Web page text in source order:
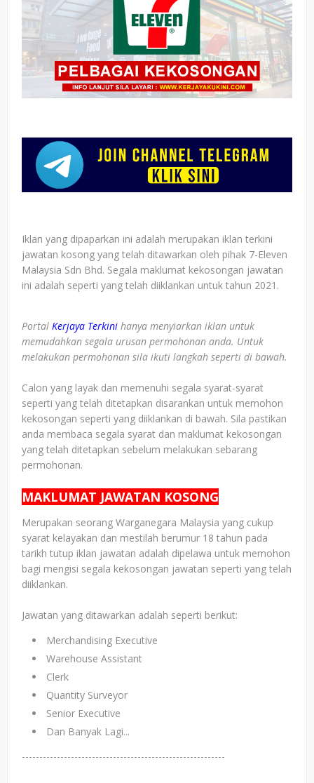
Iklan yang dipaparkan ini adalah merupakan iklan terkini
jawatan kosong yang telah ditawarkan oleh pihak 7-Eleven
Malaysia Sdn Bhd. Segala maklumat kekosongan jawatan
ini adalah seperti yang telah diiklankan untuk tahun 2021.
Portal Kerjaya Terkini hanya menyiarkan iklan untuk
memudahkan segala urusan permohonan anda. Untuk
melakukan permohonan sila ikuti langkah seperti di bawah.
Calon yang layak dan memenuhi segala syarat-syarat
seperti yang telah ditetapkan disarankan untuk memohon
kekosongan seperti yang diiklankan di bawah. Sila pastikan
anda membaca segala syarat dan maklumat kekosongan
yang telah ditetapkan sebelum melakukan sebarang
permohonan.
MAKLUMAT JAWATAN KOSONG
Merupakan seorang Warganegara Malaysia yang cukup
syarat kelayakan dan mestilah berumur 18 tahun pada
tarikh tutup iklan jawatan adalah dipelawa untuk memohon
bagi mengisi segala kekosongan jawatan seperti yang telah
diiklankan.
Jawatan yang ditawarkan adalah seperti berikut:
Merchandising Executive
Warehouse Assistant
Clerk
Quantity Surveyor
Senior Executive
Dan Banyak Lagi...
----------------------------------------------------------